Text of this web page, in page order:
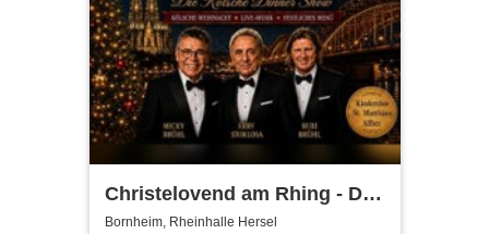
Christelovend am Rhing - Die
Kölsche Dinner Show
Bornheim, Rheinhalle Hersel